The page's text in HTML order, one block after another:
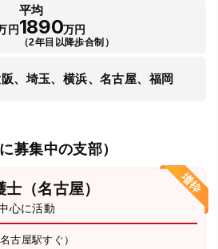
円
平均
1890万円
（2年目以降歩合制）
、埼玉、横浜、名古屋、福岡
募集中の支部）
（名古屋）
心に活動
古屋駅すぐ）